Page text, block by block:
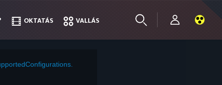
OKTATÁS VALLÁS
OKTATÁS VALLÁS